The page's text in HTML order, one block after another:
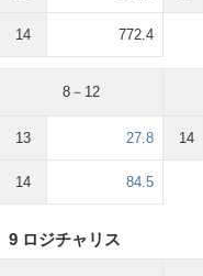
14 772.4
8－12
13 27.8
14 84.5
14
9 ロジチャリス